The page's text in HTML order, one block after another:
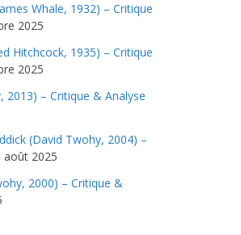
Whale, 1932) – Critique
2025
Hitchcock, 1935) – Critique
2025
2013) – Critique & Analyse
(David Twohy, 2004) –
août 2025
2000) – Critique &